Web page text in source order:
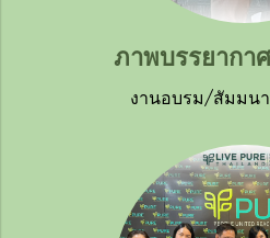
งานอบรม/สัมมนา